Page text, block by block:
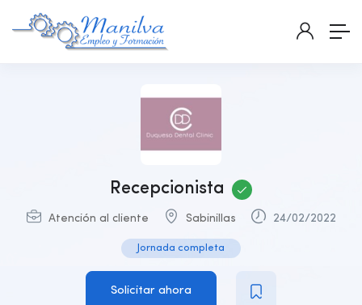
Recepcionista
Atención al cliente Sabinillas 24/02/2022
Jornada completa
Solicitar ahora